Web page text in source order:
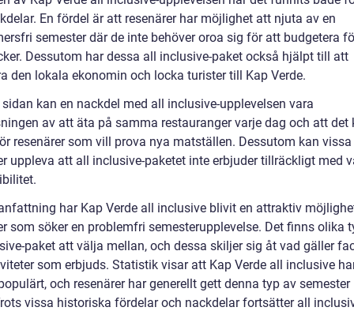
En fördel är att resenärer har möjlighet att njuta av en
semester där de inte behöver oroa sig för att budgetera
Dessutom har dessa all inclusive-paket också hjälpt till att
den lokala ekonomin och locka turister till Kap Verde.
kan en nackdel med all inclusive-upplevelsen vara
av att äta på samma restauranger varje dag och att det
resenärer som vill prova nya matställen. Dessutom kan vissa
uppleva att all inclusive-paketet inte erbjuder tillräckligt med
har Kap Verde all inclusive blivit en attraktiv
som söker en problemfri semesterupplevelse. Det finns olika
paket att välja mellan, och dessa skiljer sig åt vad gäller
som erbjuds. Statistik visar att Kap Verde all inclusive
och resenärer har generellt gett denna typ av semester
vissa historiska fördelar och nackdelar fortsätter all